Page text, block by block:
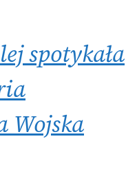
spotykała
Wojska